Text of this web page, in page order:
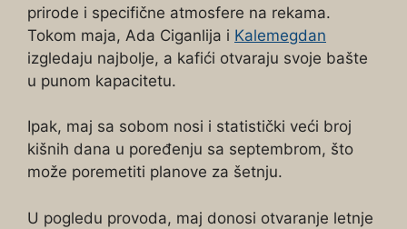
prirode i specifične atmosfere na rekama.
Tokom maja, Ada Ciganlija i Kalemegdan
izgledaju najbolje, a kafići otvaraju svoje bašte
u punom kapacitetu.
Ipak, maj sa sobom nosi i statistički veći broj
kišnih dana u poređenju sa septembrom, što
može poremetiti planove za šetnju.
U pogledu provoda, maj donosi otvaranje letnje